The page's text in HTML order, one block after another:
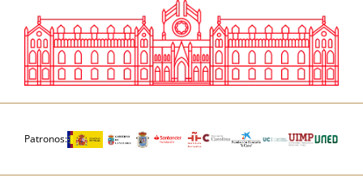
Patronos: